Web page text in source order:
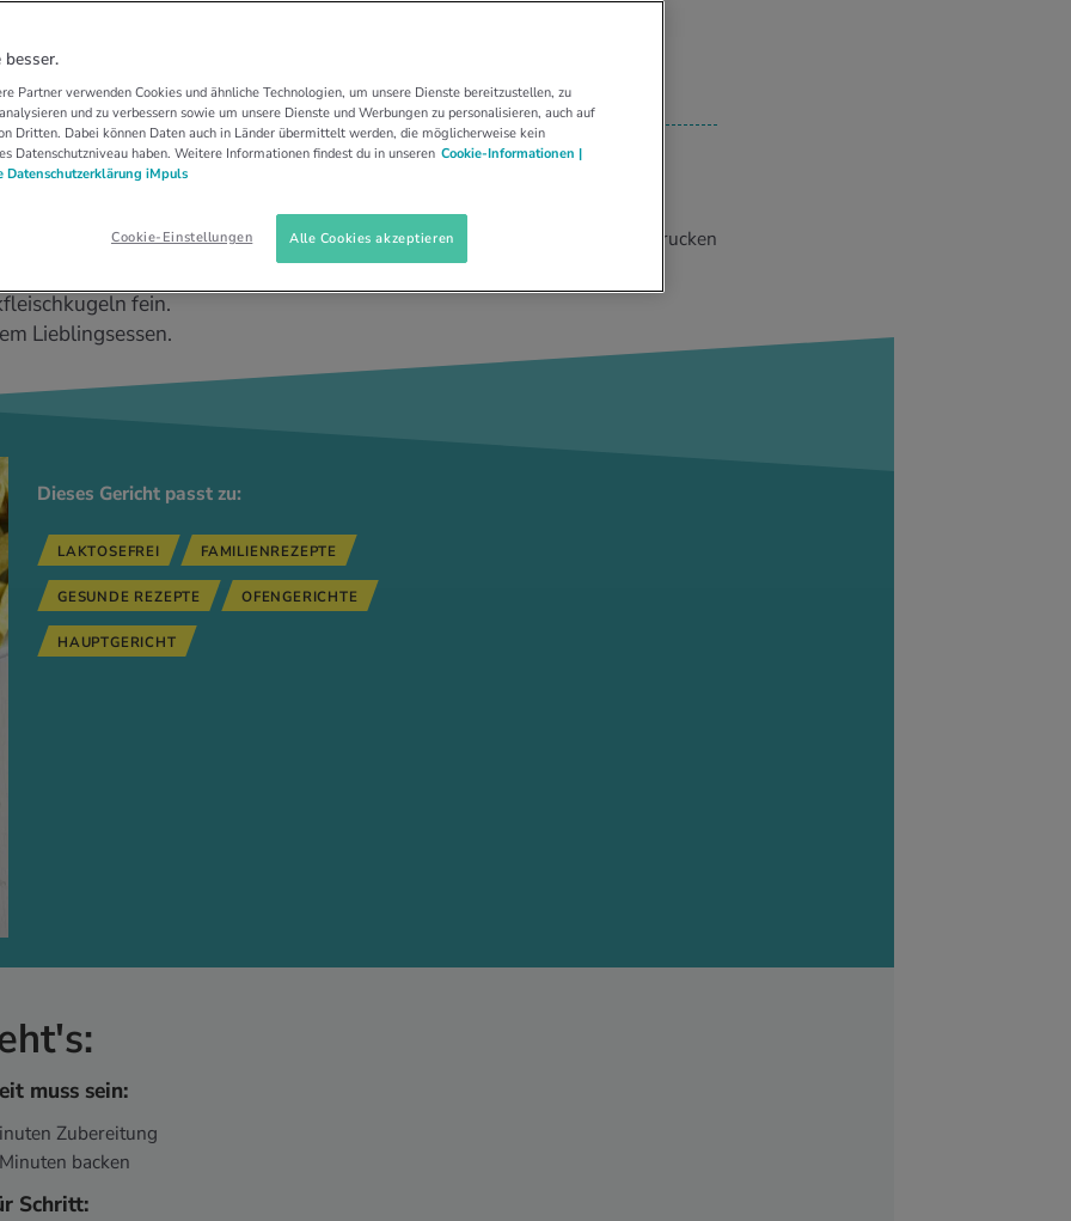
Drucken
fein.
Lieblingsessen.
Dieses Gericht passt zu:
LAKTOSEFREI FAMILIENREZEPTE
GESUNDE REZEPTE OFENGERICHTE
HAUPTGERICHT
muss sein:
Zubereitung
backen
Schritt:
besser.
Partner verwenden Cookies und ähnliche Technologien, um unsere Dienste bereitzustellen, zu
und zu verbessern sowie um unsere Dienste und Werbungen zu personalisieren, auch auf
Dritten. Dabei können Daten auch in Länder übermittelt werden, die möglicherweise kein
Datenschutzniveau haben. Weitere Informationen findest du in unseren Cookie-Informationen |
Datenschutzerklärung iMpuls
Cookie-Einstellungen Alle Cookies akzeptieren